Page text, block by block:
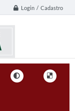
Login / Cadastro